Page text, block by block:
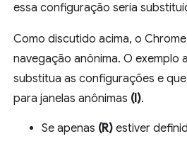
essa configuração seria
Como discutido acima, o
navegação anônima. O exemplo
substitua as configurações e
para janelas anônimas (I).
Se apenas (R) estiver